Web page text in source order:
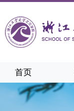
首页